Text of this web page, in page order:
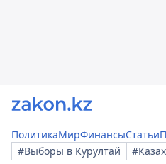
ПолитикаМирФинансыСтатьи
#Выборы в Курултай